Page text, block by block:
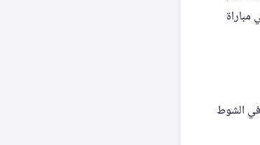
مباراة
في الشوط